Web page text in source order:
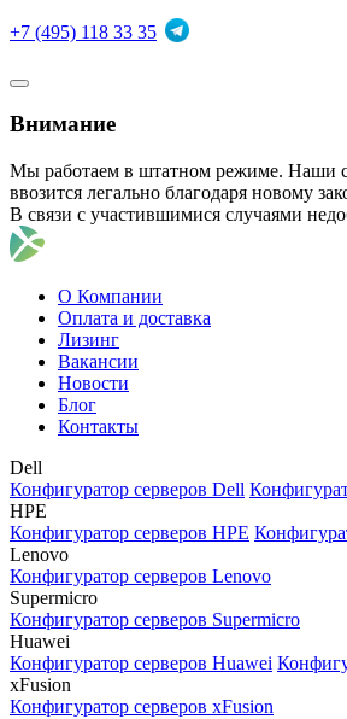
+7 (495) 118 33 35
Внимание
Мы работаем в штатном режиме. Наши
ввозится легально благодаря новому
В связи с участившимися случаями
О Компании
Оплата и доставка
Лизинг
Вакансии
Новости
Блог
Контакты
Dell
Конфигуратор серверов Dell
HPE
Конфигуратор серверов HPE
Lenovo
Конфигуратор серверов Lenovo
Supermicro
Конфигуратор серверов Supermicro
Huawei
Конфигуратор серверов Huawei
xFusion
Конфигуратор серверов xFusion